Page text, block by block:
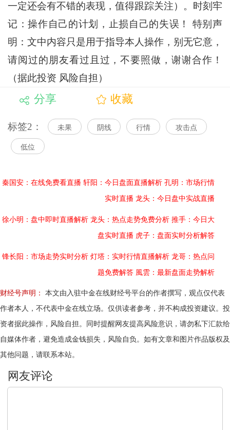
一定还会有不错的表现，值得跟踪关注）。时刻牢
记：操作自己的计划，止损自己的失误！ 特别声
明：文中内容只是用于指导本人操作，别无它意，
请阅过的朋友看过且过，不要照做，谢谢合作！
（据此投资 风险自担）
分享 收藏
标签2： 未果 阴线 行情 攻击点
低位
秦国安：在线免费看直播 轩阳：今日盘面直播解析 孔明：市场行情
实时直播 龙头：今日盘中实战直播
徐小明：盘中即时直播解析 龙头：热点走势免费分析 推手：今日大
盘实时直播 虎子：盘面实时分析解答
锋长阳：市场走势实时分析 灯塔：实时行情直播解析 龙哥：热点问
题免费解答 風雲：最新盘面走势解析
财经号声明：
本文由入驻中金在线财经号平台的作者撰写，观点仅代表
作者本人，不代表中金在线立场。仅供读者参考，并不构成投资建议。投
资者据此操作，风险自担。同时提醒网友提高风险意识，请勿私下汇款给
自媒体作者，避免造成金钱损失，风险自负。如有文章和图片作品版权及
其他问题，请联系本站。